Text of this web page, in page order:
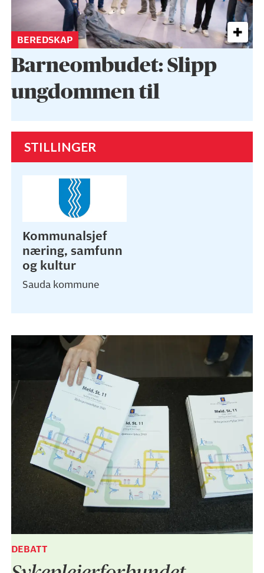
BEREDSKAP
Barneombudet: Slipp
ungdommen til
STILLINGER
Kommunalsjef
næring, samfunn
og kultur
Sauda kommune
DEBATT